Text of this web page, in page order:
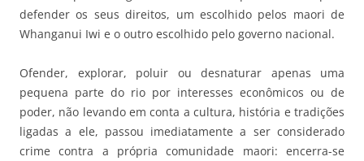
defender os seus direitos, um escolhido pelos maori de
Whanganui Iwi e o outro escolhido pelo governo nacional.
Ofender, explorar, poluir ou desnaturar apenas uma
pequena parte do rio por interesses econômicos ou de
poder, não levando em conta a cultura, história e tradições
ligadas a ele, passou imediatamente a ser considerado
crime contra a própria comunidade maori: encerra-se